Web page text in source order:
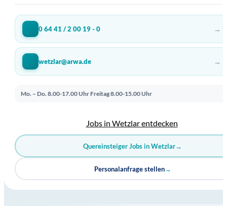
0 64 41 / 2 00 19 - 0 →
wetzlar@arwa.de →
Mo. – Do. 8.00-17.00 Uhr Freitag 8.00-15.00 Uhr
Jobs in Wetzlar entdecken
Quereinsteiger Jobs in Wetzlar→
Personalanfrage stellen→